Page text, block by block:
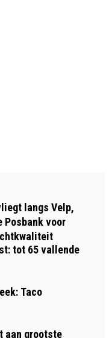
WÉL KUNT
langs Velp,
Posbank voor
tot 65 vallende
Taco
aan grootste